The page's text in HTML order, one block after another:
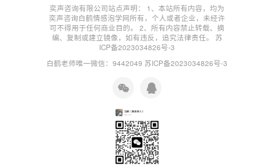
奕声咨询有限公司站点声明： 1、本站所有内容，均为
奕声咨询白鹤情感泡学网所有，个人或者企业，未经许
可不得用于任何商业目的。 2、所有内容禁止转载、摘
编、复制或建立镜像，如有违反，追究法律责任。 苏
ICP备2023034826号-3
白鹤老师唯一微信：9442049 苏ICP备2023034826号-3